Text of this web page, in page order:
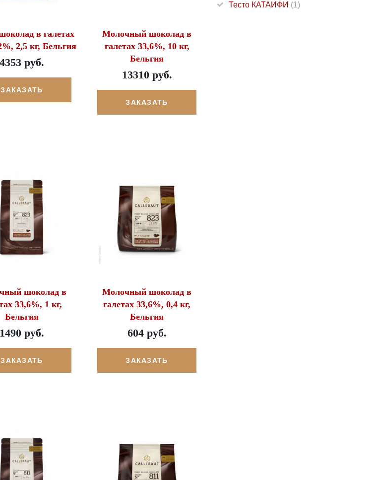
в галетах
2,5 кг, Бельгия
4353 руб.
ЗАКАЗАТЬ
Молочный шоколад в
галетах 33,6%, 10 кг,
Бельгия
13310 руб.
ЗАКАЗАТЬ
шоколад в
33,6%, 1 кг,
Бельгия
1490 руб.
ЗАКАЗАТЬ
Молочный шоколад в
галетах 33,6%, 0,4 кг,
Бельгия
604 руб.
ЗАКАЗАТЬ
Тесто КАТАИФИ (1)